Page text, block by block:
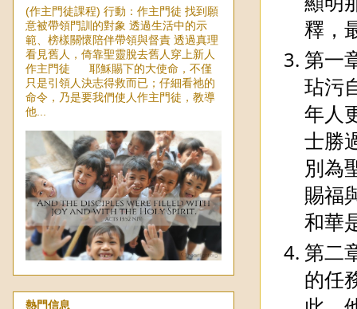
釋，
第一
玷污
年人
士勝
別為
賜福
和華
第二
的任
(作主門徒課程) 行動：作主門徒 找到願
意被帶領門訓的對象 透過生活中的示
範、榜樣關懷陪伴帶領與督責 透過真理
看見舊人，倚靠聖靈脫去舊人穿上新人
作主門徒 耶穌賜下的大使命，不僅
只是引領人決志得救而已；仔細看祂的
命令，乃是要我們使人作主門徒，教導
他...
熱門信息